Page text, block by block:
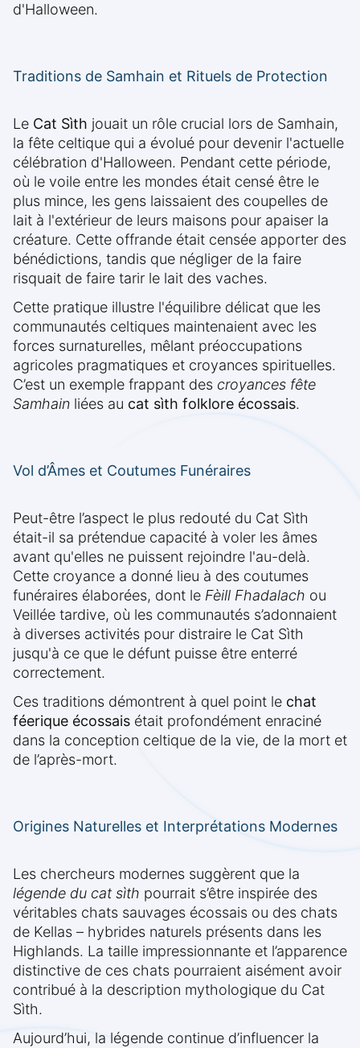
d'Halloween.
Traditions de Samhain et Rituels de Protection
Le Cat Sìth jouait un rôle crucial lors de Samhain,
la fête celtique qui a évolué pour devenir l'actuelle
célébration d'Halloween. Pendant cette période,
où le voile entre les mondes était censé être le
plus mince, les gens laissaient des coupelles de
lait à l'extérieur de leurs maisons pour apaiser la
créature. Cette offrande était censée apporter des
bénédictions, tandis que négliger de la faire
risquait de faire tarir le lait des vaches.
Cette pratique illustre l'équilibre délicat que les
communautés celtiques maintenaient avec les
forces surnaturelles, mêlant préoccupations
agricoles pragmatiques et croyances spirituelles.
C’est un exemple frappant des croyances fête
Samhain liées au cat sìth folklore écossais.
Vol d’Âmes et Coutumes Funéraires
Peut-être l’aspect le plus redouté du Cat Sìth
était-il sa prétendue capacité à voler les âmes
avant qu'elles ne puissent rejoindre l'au-delà.
Cette croyance a donné lieu à des coutumes
funéraires élaborées, dont le Fèill Fhadalach ou
Veillée tardive, où les communautés s’adonnaient
à diverses activités pour distraire le Cat Sìth
jusqu'à ce que le défunt puisse être enterré
correctement.
Ces traditions démontrent à quel point le chat
féerique écossais était profondément enraciné
dans la conception celtique de la vie, de la mort et
de l’après-mort.
Origines Naturelles et Interprétations Modernes
Les chercheurs modernes suggèrent que la
légende du cat sìth pourrait s’être inspirée des
véritables chats sauvages écossais ou des chats
de Kellas – hybrides naturels présents dans les
Highlands. La taille impressionnante et l’apparence
distinctive de ces chats pourraient aisément avoir
contribué à la description mythologique du Cat
Sìth.
Aujourd’hui, la légende continue d’influencer la